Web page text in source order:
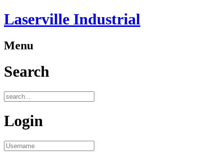
Laserville Industrial
Menu
Search
Login